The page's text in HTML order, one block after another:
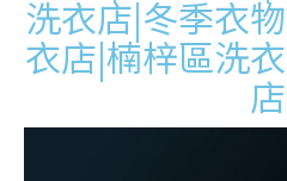
洗衣店|冬季衣
衣店|楠梓區洗
店